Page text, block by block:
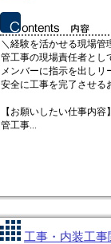
＼経験を活かせる現場管
管工事の現場責任者とし
メンバーに指示を出しリ
安全に工事を完了させる
【お願いしたい仕事内容】
管工事...
工事・内装工事